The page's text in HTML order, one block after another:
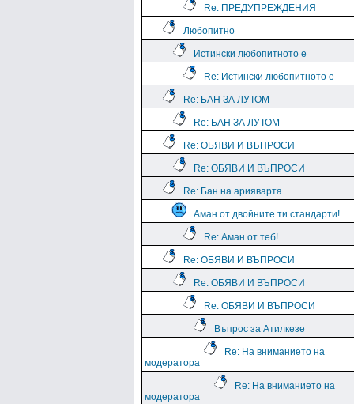
Re: ПРЕДУПРЕЖДЕНИЯ
Любопитно
Истински любопитното е
Re: Истински любопитното е
Re: БАН ЗА ЛУТОМ
Re: БАН ЗА ЛУТОМ
Re: ОБЯВИ И ВЪПРОСИ
Re: ОБЯВИ И ВЪПРОСИ
Re: Бан на арияварта
Аман от двойните ти стандарти!
Re: Аман от теб!
Re: ОБЯВИ И ВЪПРОСИ
Re: ОБЯВИ И ВЪПРОСИ
Re: ОБЯВИ И ВЪПРОСИ
Въпрос за Атилкезе
Re: На вниманието на
модератора
Re: На вниманието на
модератора